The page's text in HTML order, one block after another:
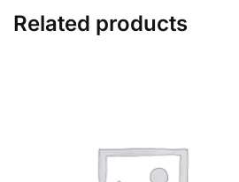
Related products